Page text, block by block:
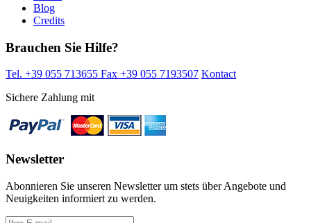
Blog
Credits
Brauchen Sie Hilfe?
Tel. +39 055 713655 Fax +39 055 7193507 Kontact
Sichere Zahlung mit
Newsletter
Abonnieren Sie unseren Newsletter um stets über Angebote und
Neuigkeiten informiert zu werden.